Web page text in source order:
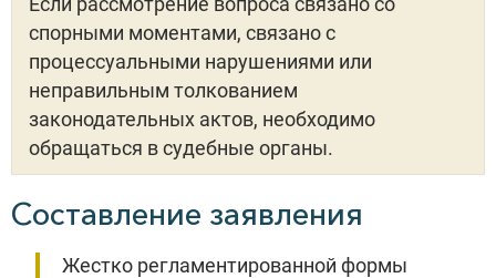
спорными моментами, связано с
процессуальными нарушениями или
неправильным толкованием
законодательных актов, необходимо
обращаться в судебные органы.
Составление заявления
Жестко регламентированной формы